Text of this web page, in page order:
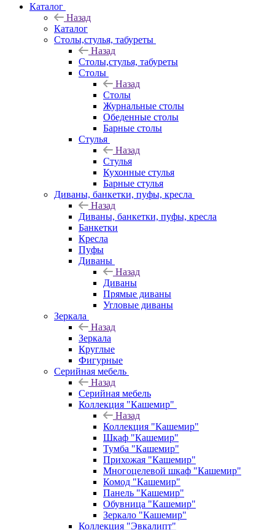
Каталог
Назад
Каталог
Столы,стулья, табуреты
Назад
Столы,стулья, табуреты
Столы
Назад
Столы
Журнальные столы
Обеденные столы
Барные столы
Стулья
Назад
Стулья
Кухонные стулья
Барные стулья
Диваны, банкетки, пуфы, кресла
Назад
Диваны, банкетки, пуфы, кресла
Банкетки
Кресла
Пуфы
Диваны
Назад
Диваны
Прямые диваны
Угловые диваны
Зеркала
Назад
Зеркала
Круглые
Фигурные
Серийная мебель
Назад
Серийная мебель
Коллекция "Кашемир"
Назад
Коллекция "Кашемир"
Шкаф "Кашемир"
Тумба "Кашемир"
Прихожая "Кашемир"
Многоцелевой шкаф "Кашемир"
Комод "Кашемир"
Панель "Кашемир"
Обувница "Кашемир"
Зеркало "Кашемир"
Коллекция "Эвкалипт"